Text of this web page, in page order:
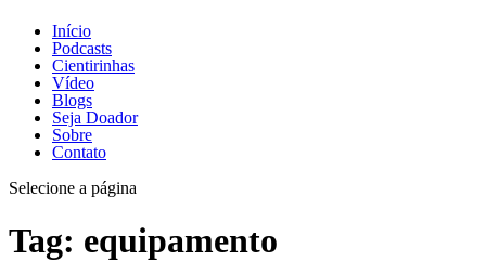
Início
Podcasts
Cientirinhas
Vídeo
Blogs
Seja Doador
Sobre
Contato
Selecione a página
Tag: equipamento